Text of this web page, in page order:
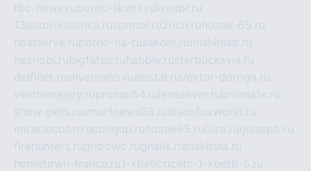
rbc-news.ruporno-skvirt.rukrospr.ru
13autor-kolonka.rusormol.ru2rich.ru hostel-65.ru
hostserve.ruporno-na-russkom.ru mishinlab.ru
neznobi.rubigfatcc.ru habble.rustarbucksvia.ru
delfinet.rusilvernano.ruelestal.ruvektor-doroga.ru
velotrenajery.rupronso54.ru lenasever.ru lovinskix.ru
show-pets.rusmartnews03.rudiscofoxworld.ru
miraclecoon.rupongup.ru hostel65.ru liura.ruglasspb.ru
firehunters.rugribowo.rugnalis.rubulkitula.ru
hometown-france.ru1-xbeticricetc-1-xbetti-5.ru